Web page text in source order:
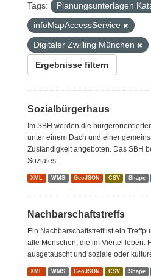
Tags:
Planungsunterlagen
infoMapAccessService
Digitaler Zwilling München
Ergebnisse filtern
Sozialbürgerhaus
Im SBH werden die
unter einem Dach und einer
Zuständigkeit angeboten. Das SBH
Soziales...
XML WMS GeoJSON CSV Shape
Nachbarschaftstreffs
Ein Nachbarschaftstreff ist ein
alle Menschen, die im Viertel leben.
ausgetauscht und soziale oder
XML WMS GeoJSON CSV Shape